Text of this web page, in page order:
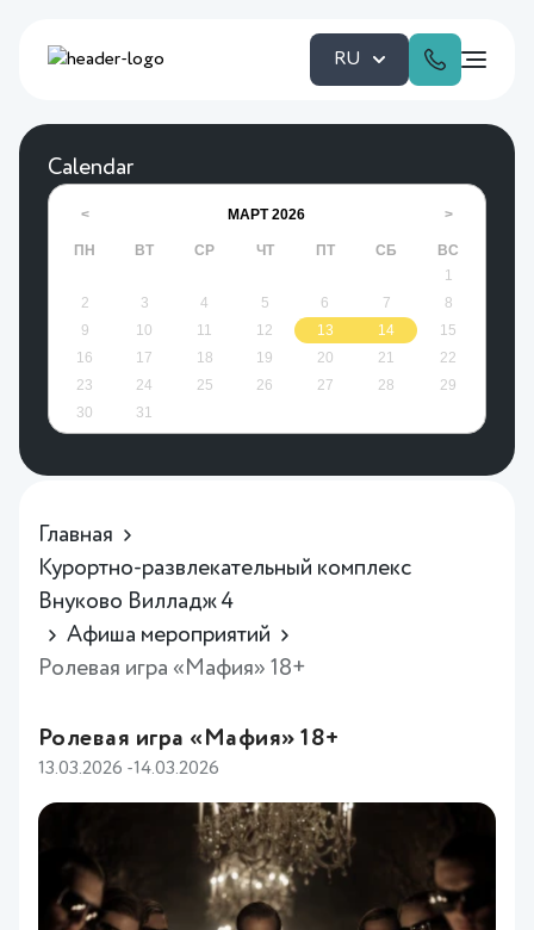
RU
Calendar
< МАРТ 2026 >
ПН ВТ СР ЧТ ПТ СБ
ВС
1
2
3 4 5 6 7
8
9
10 11 12 13 14
15
16
17 18 19 20 21
22
23
24 25 26 27 28
29
30
31
Главная
Курортно-развлекательный комплекс
Внуково Вилладж 4
Афиша мероприятий
Ролевая игра «Мафия» 18+
Ролевая игра «Мафия» 18+
13.03.2026 -14.03.2026